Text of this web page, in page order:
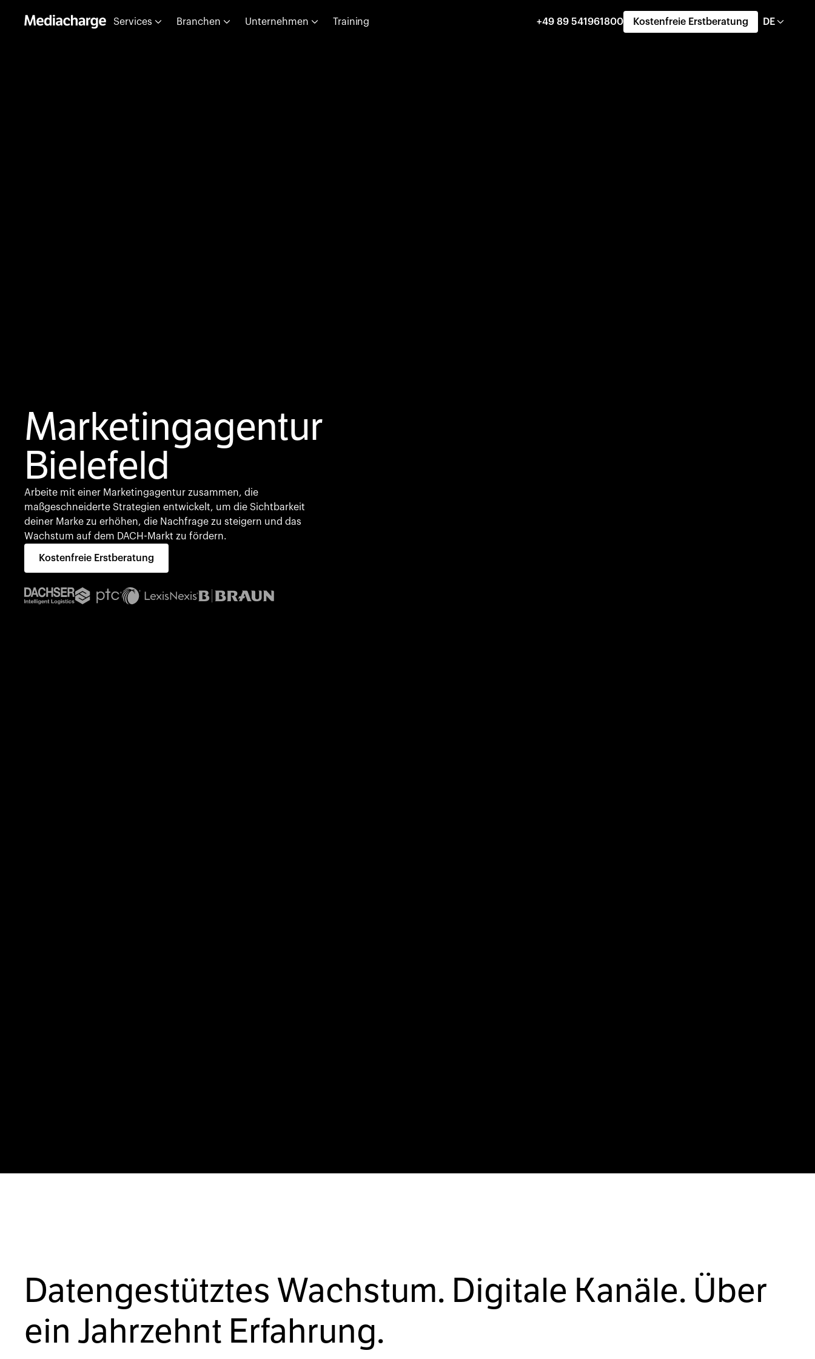
Services Branchen Unternehmen Training +49 89 541961800 Kostenfreie Erstberatung DE
Marketingagentur
Bielefeld
Arbeite mit einer Marketingagentur zusammen, die
maßgeschneiderte Strategien entwickelt, um die Sichtbarkeit
deiner Marke zu erhöhen, die Nachfrage zu steigern und das
Wachstum auf dem DACH-Markt zu fördern.
Kostenfreie Erstberatung
Datengestütztes Wachstum. Digitale Kanäle. Über
ein Jahrzehnt Erfahrung.